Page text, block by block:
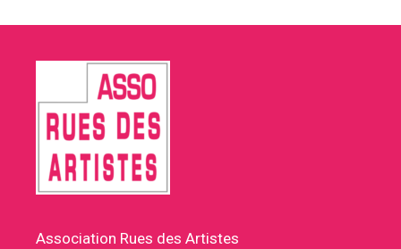
Association Rues des Artistes